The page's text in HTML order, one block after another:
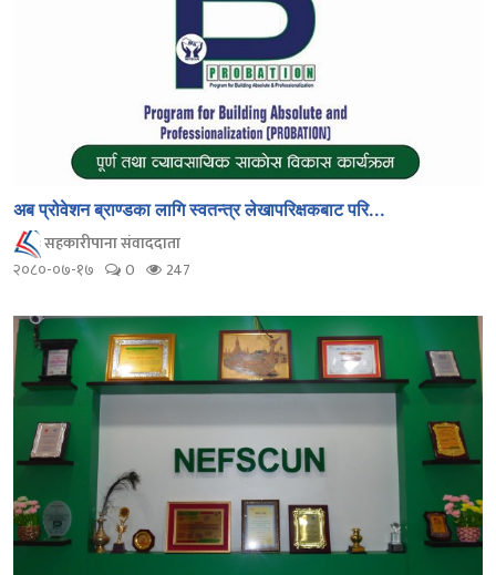
अब प्रोवेशन ब्राण्डका लागि स्वतन्त्र लेखापरिक्षकबाट परि...
सहकारीपाना संवाददाता
२०८०-०७-१७
0 247